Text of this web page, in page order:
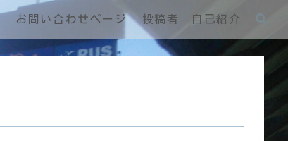
お問い合わせページ 投稿者 自己紹介